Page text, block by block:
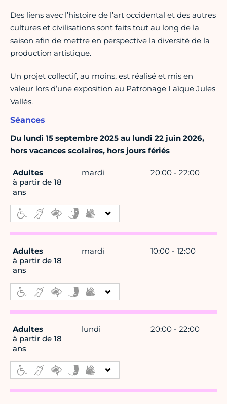
Des liens avec l’histoire de l’art occidental et des autres
cultures et civilisations sont faits tout au long de la
saison afin de mettre en perspective la diversité de la
production artistique.
Un projet collectif, au moins, est réalisé et mis en
valeur lors d’une exposition au Patronage Laïque Jules
Vallès.
Séances
Du lundi 15 septembre 2025 au lundi 22 juin 2026,
hors vacances scolaires, hors jours fériés
Adultes
à partir de 18
ans
mardi 20:00 - 22:00
Adultes
à partir de 18
ans
mardi 10:00 - 12:00
Adultes
à partir de 18
ans
lundi 20:00 - 22:00